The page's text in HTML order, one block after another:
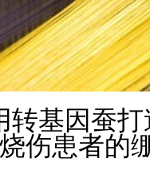
转基因蚕
伤患者的